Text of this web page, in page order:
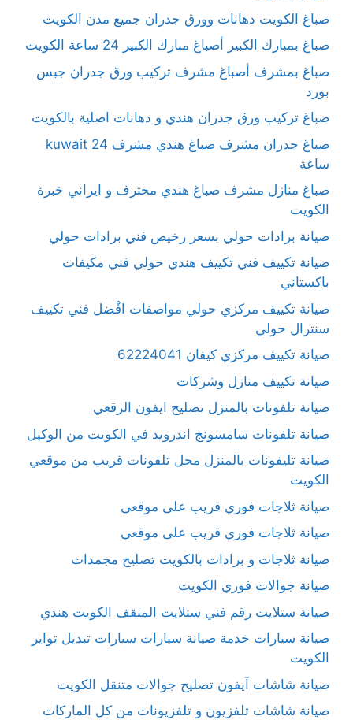
صباغ الكويت دهانات وورق جدران جميع مدن الكويت
صباغ بمبارك الكبير أصباغ مبارك الكبير 24 ساعة الكويت
صباغ بمشرف أصباغ مشرف تركيب ورق جدران جبس
بورد
صباغ تركيب ورق جدران هندي و دهانات اصلية بالكويت
صباغ جدران مشرف صباغ هندي مشرف kuwait 24
ساعة
صباغ منازل مشرف صباغ هندي محترف و ايراني خبرة
الكويت
صيانة برادات حولي بسعر رخيص فني برادات حولي
صيانة تكييف فني تكييف هندي حولي فني مكيفات
باكستاني
صيانة تكييف مركزي حولي مواصفات افْضل فني تكييف
سنترال حولي
صيانة تكييف مركزي كيفان 62224041
صيانة تكييف منازل وشركات
صيانة تلفونات بالمنزل تصليح ايفون الرقعي
صيانة تلفونات سامسونج اندرويد في الكويت من الوكيل
صيانة تليفونات بالمنزل محل تلفونات قريب من موقعي
الكويت
صيانة ثلاجات فوري قريب على موقعي
صيانة ثلاجات فوري قريب على موقعي
صيانة ثلاجات و برادات بالكويت تصليح مجمدات
صيانة جوالات فوري الكويت
صيانة ستلايت رقم فني ستلايت المنقف الكويت هندي
صيانة سيارات خدمة صيانة سيارات سيارات تبديل تواير
الكويت
صيانة شاشات آيفون تصليح جوالات متنقل الكويت
صيانة شاشات تلفزيون و تلفزيونات من كل الماركات